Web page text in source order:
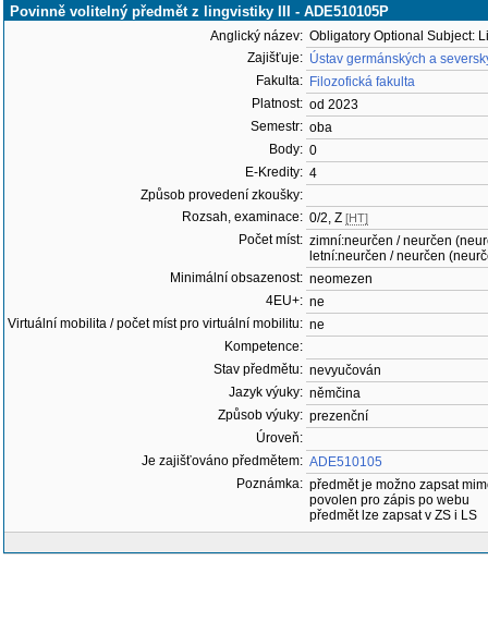
Povinně volitelný předmět z lingvistiky III - ADE510105P
Anglický název: Obligatory Optional Subject:
Zajišťuje: Ústav germánských a
Fakulta: Filozofická fakulta
Platnost: od 2023
Semestr: oba
Body: 0
E-Kredity: 4
Způsob provedení zkoušky:
Rozsah, examinace: 0/2, Z [HT]
Počet míst: zimní:neurčen / neurčen
letní:neurčen / neurčen
Minimální obsazenost: neomezen
4EU+: ne
Virtuální mobilita / počet míst pro virtuální mobilitu: ne
Kompetence:
Stav předmětu: nevyučován
Jazyk výuky: němčina
Způsob výuky: prezenční
Úroveň:
Je zajišťováno předmětem: ADE510105
Poznámka: předmět je možno zapsat
povolen pro zápis po webu
předmět lze zapsat v ZS i LS